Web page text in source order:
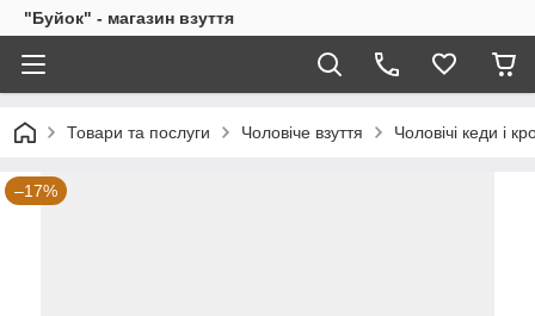
"Буйок" - магазин взуття
Товари та послуги Чоловіче взуття Чоловічі кеди і
–17%